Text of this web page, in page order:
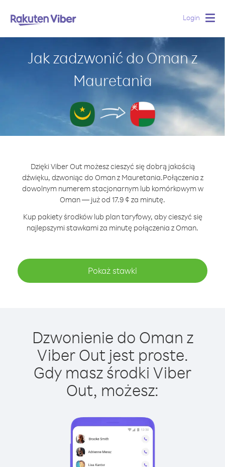
Login
Jak zadzwonić do Oman z
Mauretania
Dzięki Viber Out możesz cieszyć się dobrą jakością
dźwięku, dzwoniąc do Oman z Mauretania.Połączenia z
dowolnym numerem stacjonarnym lub komórkowym w
Oman — już od 17.9 ¢ za minutę.
Kup pakiety środków lub plan taryfowy, aby cieszyć się
najlepszymi stawkami za minutę połączenia z Oman.
Pokaż stawki
Dzwonienie do Oman z
Viber Out jest proste.
Gdy masz środki Viber
Out, możesz: